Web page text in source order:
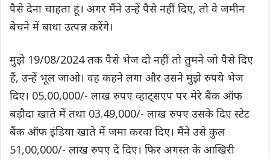
पैसे देना चाहता हूं। अगर मैंने उन्हें पैसे नहीं दिए, तो वे जमीन
बेचने में बाधा उत्पन्न करेंगे।
मुझे 19/08/2024 तक पैसे भेज दो नहीं तो तुमने जो पैसे दिए
हैं, उन्हें भूल जाओ। वह कहने लगा और उसने मुझे रुपये भेज
दिए। 05,00,000/- लाख रुपए व्हाट्सएप पर मेरे बैंक ऑफ
बड़ौदा खाते में तथा 03.49,000/- लाख रुपए उसके दिए स्टेट
बैंक ऑफ इंडिया खाते में जमा करवा दिए। मैंने उसे कुल
51,00,000/- लाख रुपए दे दिए। फिर अगस्त के आखिरी